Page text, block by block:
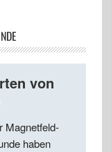
von
Magnetfeld-
haben